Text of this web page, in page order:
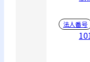
法人番号